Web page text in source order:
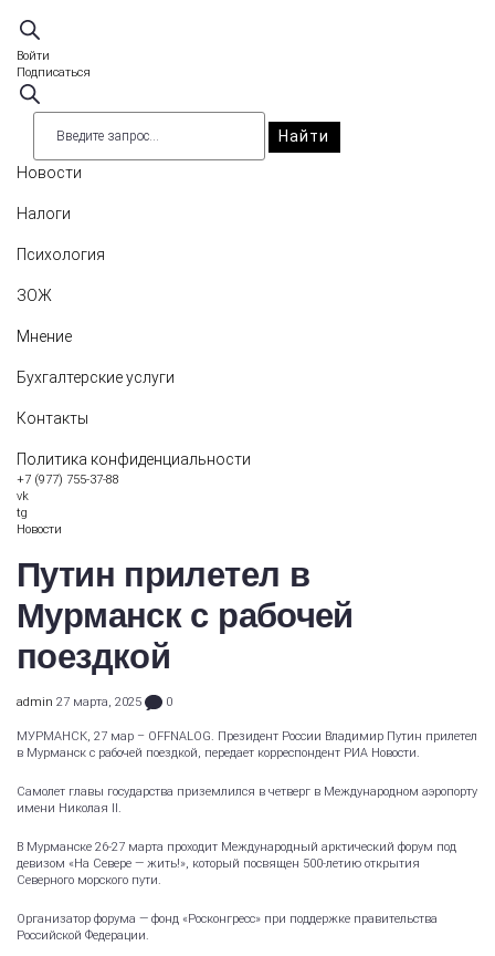
Войти
Подписаться
Найти
Новости
Налоги
Психология
ЗОЖ
Мнение
Бухгалтерские услуги
Контакты
Политика конфиденциальности
+7 (977) 755-37-88
vk
tg
Новости
Путин прилетел в
Мурманск с рабочей
поездкой
admin 27 марта, 2025 0
МУРМАНСК, 27 мар – OFFNALOG. Президент России Владимир Путин прилетел
в Мурманск с рабочей поездкой, передает корреспондент РИА Новости.
Самолет главы государства приземлился в четверг в Международном аэропорту
имени Николая II.
В Мурманске 26-27 марта проходит Международный арктический форум под
девизом «На Севере — жить!», который посвящен 500-летию открытия
Северного морского пути.
Организатор форума — фонд «Росконгресс» при поддержке правительства
Российской Федерации.